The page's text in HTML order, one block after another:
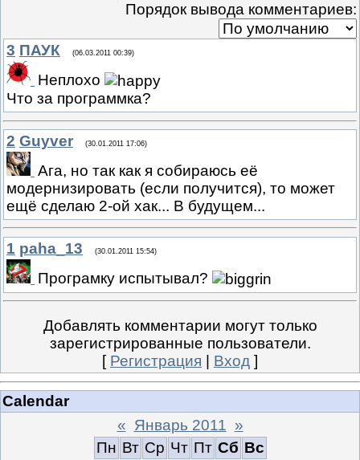
Порядок вывода комментариев:
3 ПАУК (06.03.2011 00:39)
Неплохо
Что за программка?
2 Guyver (30.01.2011 17:06)
Ага, но так как я собираюсь её
модернизировать (если получится), то может
ещё сделаю 2-ой хак... В будущем...
1 paha_13 (30.01.2011 15:54)
Програмку испытывал?
Добавлять комментарии могут только
зарегистрированные пользователи.
[ Регистрация Вход ]
Calendar
« Январь 2011 »
Пн Вт Ср Чт Пт Сб Вс